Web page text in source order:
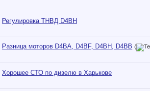
Регулировка ТНВД D4BH
Разница моторов D4BA, D4BF, D4BH, D4BB (
Хорошее СТО по дизелю в Харькове